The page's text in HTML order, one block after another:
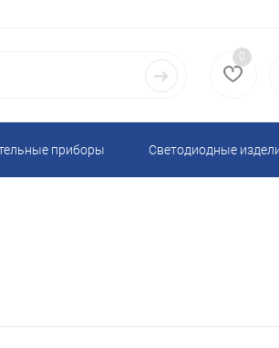
0
приборы Светодиодные